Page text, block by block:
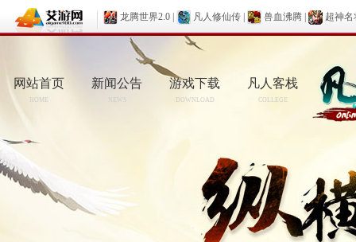
龙腾世界2.0 凡人修仙传 兽血沸腾 超神名
网站首页
HOME
新闻公告
NEWS
游戏下载
DOWNLOAD
凡人客栈
COLLEGE